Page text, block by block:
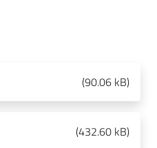
(90.06 kB)
(432.60 kB)